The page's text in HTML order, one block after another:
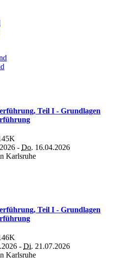
Teil I - Grundlagen
- Do. 16.04.2026
Karlsruhe
Teil I - Grundlagen
- Di. 21.07.2026
Karlsruhe